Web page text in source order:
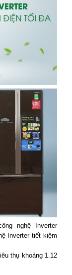
nghệ Inverter